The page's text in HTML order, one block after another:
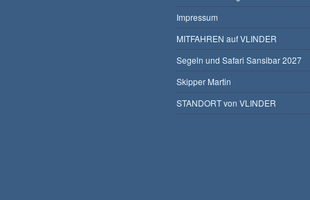
Impressum
MITFAHREN auf VLINDER
Segeln und Safari Sansibar 2027
Skipper Martin
STANDORT von VLINDER